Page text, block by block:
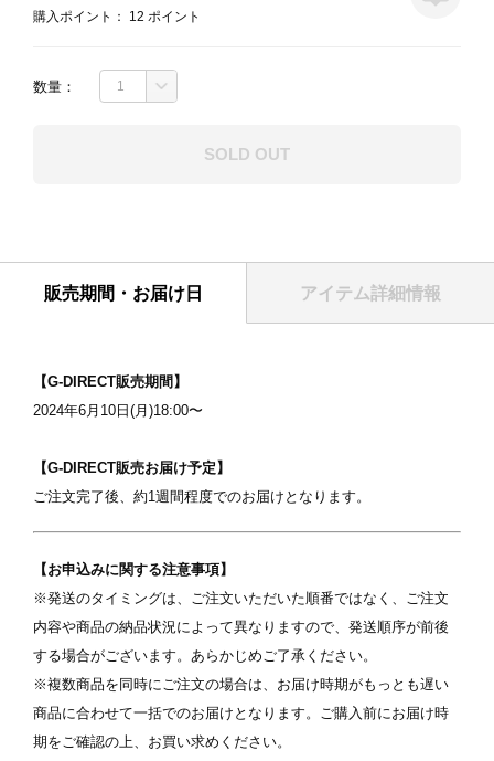
購入ポイント：
12 ポイント
数量：
SOLD OUT
販売期間・お届け日 アイテム詳細情報
【G-DIRECT販売期間】
2024年6月10日(月)18:00〜
【G-DIRECT販売お届け予定】​
​ご注文完了後、約1週間程度でのお届けとなります。
【お申込みに関する注意事項】
※発送のタイミングは、ご注文いただいた順番ではなく、ご注文
内容や商品の納品状況によって異なりますので、発送順序が前後
する場合がございます。あらかじめご了承ください。
※複数商品を同時にご注文の場合は、お届け時期がもっとも遅い
商品に合わせて一括でのお届けとなります。ご購入前にお届け時
期をご確認の上、お買い求めください。
写真を選択